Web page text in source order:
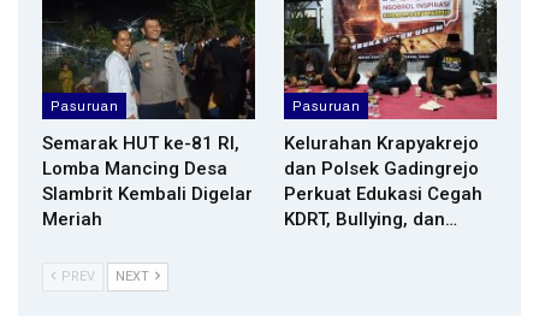
Pasuruan
Semarak HUT ke-81 RI,
Lomba Mancing Desa
Slambrit Kembali Digelar
Meriah
Pasuruan
Kelurahan Krapyakrejo
dan Polsek Gadingrejo
Perkuat Edukasi Cegah
KDRT, Bullying, dan…
PREV NEXT